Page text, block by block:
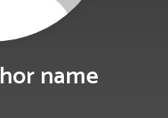
name